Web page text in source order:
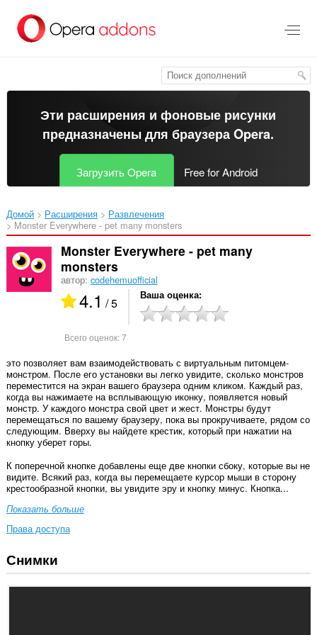
перейти
Эти расширения и фоновые рисунки
предназначены длябраузера Opera.
Загрузить Opera Free for Android
Домой Расширения
Развлечения
Monster Everywhere - pet many monsters‎
Monster Everywhere - pet many
monsters
автор: codehemuofficial
4.1 / 5 Ваша оценка
Всего оценок:7
это позволяет вам взаимодействовать с виртуальным питомцем-
монстром. После его установки вы легко увидите, сколько монстров
переместится на экран вашего браузера одним кликом. Каждый раз,
когда вы нажимаете на всплывающую иконку, появляется новый
монстр. У каждого монстра свой цвет и жест. Монстры будут
перемещаться по вашему браузеру, пока вы прокручиваете, рядом со
следующим. Вверху вы найдете крестик, который при нажатии на
кнопку уберет горы.
К поперечной кнопке добавлены еще две кнопки сбоку, которые вы не
видите. Всякий раз, когда вы перемещаете курсор мыши в сторону
крестообразной кнопки, вы увидите эру и кнопку минус. Кнопка...
Показать больше
Права доступа
У
этого
Снимки